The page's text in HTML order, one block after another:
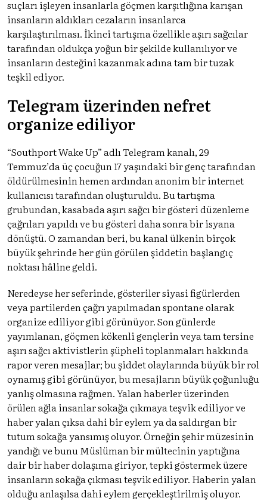
suçları işleyen insanlarla göçmen karşıtlığına karışan
insanların aldıkları cezaların insanlarca
karşılaştırılması. İkinci tartışma özellikle aşırı sağcılar
tarafından oldukça yoğun bir şekilde kullanılıyor ve
insanların desteğini kazanmak adına tam bir tuzak
teşkil ediyor.
Telegram üzerinden nefret
organize ediliyor
“Southport Wake Up” adlı Telegram kanalı, 29
Temmuz’da üç çocuğun 17 yaşındaki bir genç tarafından
öldürülmesinin hemen ardından anonim bir internet
kullanıcısı tarafından oluşturuldu. Bu tartışma
grubundan, kasabada aşırı sağcı bir gösteri düzenleme
çağrıları yapıldı ve bu gösteri daha sonra bir isyana
dönüştü. O zamandan beri, bu kanal ülkenin birçok
büyük şehrinde her gün görülen şiddetin başlangıç
noktası hâline geldi.
Neredeyse her seferinde, gösteriler siyasi figürlerden
veya partilerden çağrı yapılmadan spontane olarak
organize ediliyor gibi görünüyor. Son günlerde
yayımlanan, göçmen kökenli gençlerin veya tam tersine
aşırı sağcı aktivistlerin şüpheli toplanmaları hakkında
rapor veren mesajlar; bu şiddet olaylarında büyük bir rol
oynamış gibi görünüyor, bu mesajların büyük çoğunluğu
yanlış olmasına rağmen. Yalan haberler üzerinden
örülen ağla insanlar sokağa çıkmaya teşvik ediliyor ve
haber yalan çıksa dahi bir eylem ya da saldırgan bir
tutum sokağa yansımış oluyor. Örneğin şehir müzesinin
yandığı ve bunu Müslüman bir mültecinin yaptığına
dair bir haber dolaşıma giriyor, tepki göstermek üzere
insanların sokağa çıkması teşvik ediliyor. Haberin yalan
olduğu anlaşılsa dahi eylem gerçekleştirilmiş oluyor.